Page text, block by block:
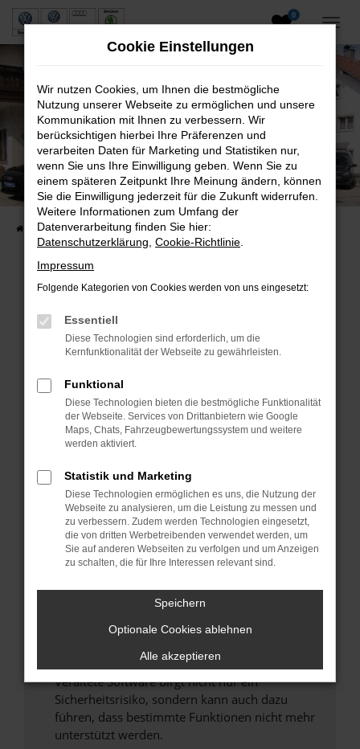
Zum
0
Neuwagen und Gebrauchtwagen
VW, VW Nutzfahrzeuge, Audi & Skoda
Startseite Fahrzeuge Fahrzeugsuche
Beim Laden ist ein Fehler aufgetreten.
Hier sind ein paar Tipps, die dir helfen können:
Überprüfe deine Firewall und deine
Internetverbindung.
Laden andere Webseiten, zum Beispiel deine
Suchmaschine?
Manche Erweiterungen, wie Werbeblocker,
können das Laden bestimmter Seiten
verhindern. Funktioniert die Seite in einem
anderen Browser oder in einem privaten
Fenster?
Starte dein Gerät neu.
Das kann manchmal helfen, vorübergehende
Probleme zu beheben.
Stelle sicher, dass dein Browser und dein
Veraltete Software birgt nicht nur ein
Sicherheitsrisiko, sondern kann auch dazu
führen, dass bestimmte Funktionen nicht mehr
unterstützt werden.
Cookie Einstellungen
Wir nutzen Cookies, um Ihnen die bestmögliche
Nutzung unserer Webseite zu ermöglichen und unsere
Kommunikation mit Ihnen zu verbessern. Wir
berücksichtigen hierbei Ihre Präferenzen und
verarbeiten Daten für Marketing und Statistiken nur,
wenn Sie uns Ihre Einwilligung geben. Wenn Sie zu
einem späteren Zeitpunkt Ihre Meinung ändern, können
Sie die Einwilligung jederzeit für die Zukunft widerrufen.
Weitere Informationen zum Umfang der
Datenverarbeitung finden Sie hier:
Datenschutzerklärung Cookie-Richtlinie
Impressum
Folgende Kategorien von Cookies werden von uns eingesetzt:
Essentiell
Diese Technologien sind erforderlich, um die
Kernfunktionalität der Webseite zu gewährleisten.
Funktional
Diese Technologien bieten die bestmögliche Funktionalität
der Webseite. Services von Drittanbietern wie Google
Maps, Chats, Fahrzeugbewertungssystem und weitere
werden aktiviert.
Statistik und Marketing
Diese Technologien ermöglichen es uns, die Nutzung der
Webseite zu analysieren, um die Leistung zu messen und
zu verbessern. Zudem werden Technologien eingesetzt,
die von dritten Werbetreibenden verwendet werden, um
Sie auf anderen Webseiten zu verfolgen und um Anzeigen
zu schalten, die für Ihre Interessen relevant sind.
Speichern
Optionale Cookies ablehnen
Alle akzeptieren